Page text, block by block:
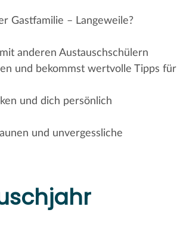
Gastfamilie – Langeweile?
anderen Austauschschülern
und bekommst wertvolle Tipps für
und dich persönlich
und unvergessliche